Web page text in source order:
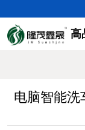
高
电脑智能